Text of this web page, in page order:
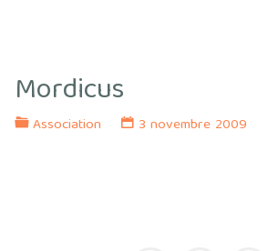
Mordicus
Association 3 novembre 2009